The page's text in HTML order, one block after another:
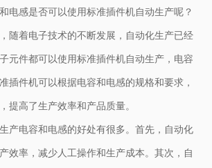
电感是否可以使用标准插件机自动生产呢？
随着电子技术的不断发展，自动化生产已经
元件都可以使用标准插件机自动生产，电容
插件机可以根据电容和电感的规格和要求，
提高了生产效率和产品质量。
产电容和电感的好处有很多。首先，自动化
效率，减少人工操作和生产成本。其次，自